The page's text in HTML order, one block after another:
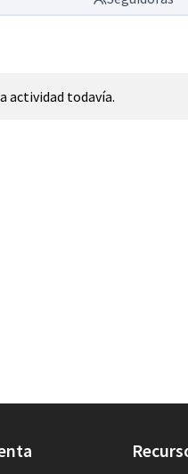
actividad todavía.